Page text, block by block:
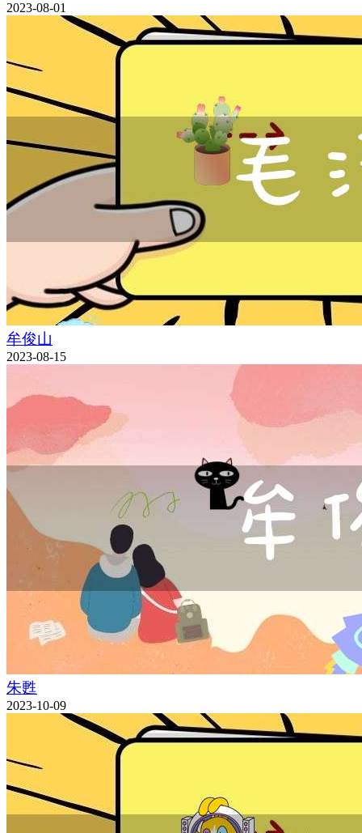
2023-08-01
牟俊山
2023-08-15
朱甦
2023-10-09